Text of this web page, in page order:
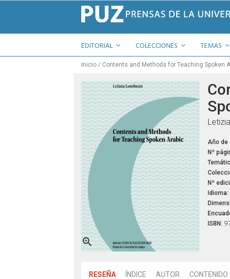
EDITORIAL COLECCIONES TEMAS
Inicio Contents and Methods for Teaching Spoken

Año de
Nº
Nº
Idioma:
ISBN:
RESEÑA ÍNDICE AUTOR CONTENIDO